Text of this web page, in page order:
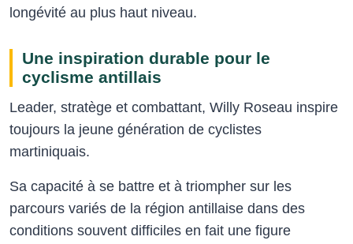
longévité au plus haut niveau.
Une inspiration durable pour le
cyclisme antillais
Leader, stratège et combattant, Willy Roseau inspire
toujours la jeune génération de cyclistes
martiniquais.
Sa capacité à se battre et à triompher sur les
parcours variés de la région antillaise dans des
conditions souvent difficiles en fait une figure